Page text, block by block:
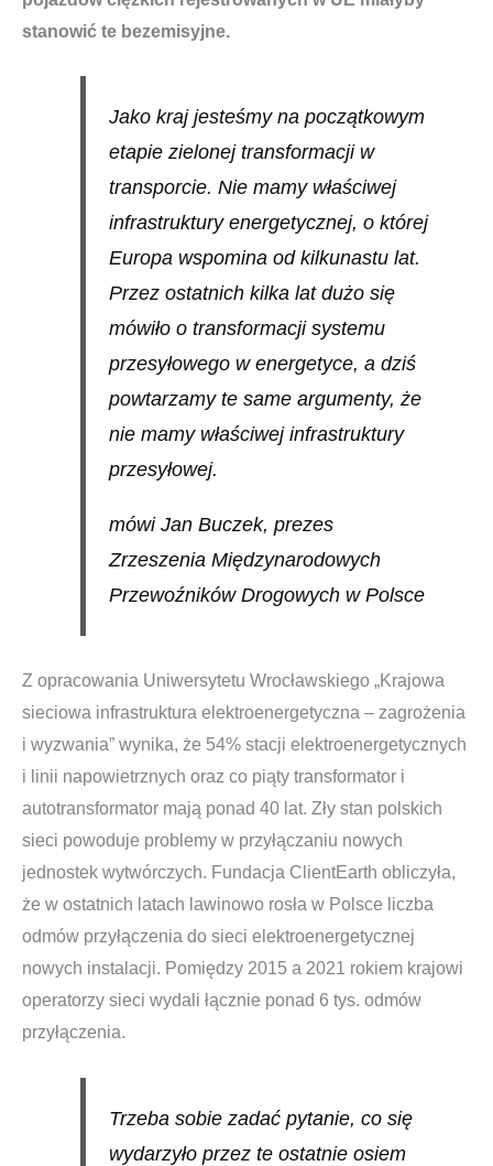
stanowić te bezemisyjne.
Jako kraj jesteśmy na początkowym
etapie zielonej transformacji w
transporcie. Nie mamy właściwej
infrastruktury energetycznej, o której
Europa wspomina od kilkunastu lat.
Przez ostatnich kilka lat dużo się
mówiło o transformacji systemu
przesyłowego w energetyce, a dziś
powtarzamy te same argumenty, że
nie mamy właściwej infrastruktury
przesyłowej.
mówi Jan Buczek, prezes
Zrzeszenia Międzynarodowych
Przewoźników Drogowych w Polsce
Z opracowania Uniwersytetu Wrocławskiego „Krajowa
sieciowa infrastruktura elektroenergetyczna – zagrożenia
i wyzwania” wynika, że 54% stacji elektroenergetycznych
i linii napowietrznych oraz co piąty transformator i
autotransformator mają ponad 40 lat. Zły stan polskich
sieci powoduje problemy w przyłączaniu nowych
jednostek wytwórczych. Fundacja ClientEarth obliczyła,
że w ostatnich latach lawinowo rosła w Polsce liczba
odmów przyłączenia do sieci elektroenergetycznej
nowych instalacji. Pomiędzy 2015 a 2021 rokiem krajowi
operatorzy sieci wydali łącznie ponad 6 tys. odmów
przyłączenia.
Trzeba sobie zadać pytanie, co się
wydarzyło przez te ostatnie osiem